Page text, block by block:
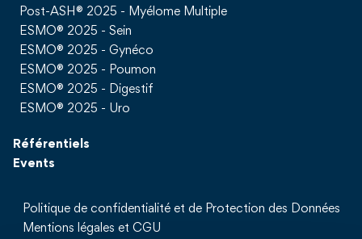
Post-ASH® 2025 - Myélome Multiple
ESMO® 2025 - Sein
ESMO® 2025 - Gynéco
ESMO® 2025 - Poumon
ESMO® 2025 - Digestif
ESMO® 2025 - Uro
Référentiels
Events
Politique de confidentialité et de Protection des Données
Mentions légales et CGU